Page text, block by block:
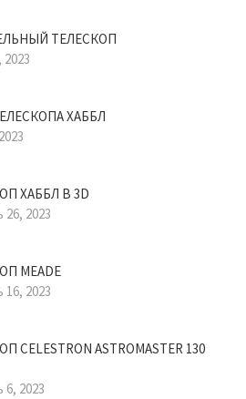
ТЕЛЕСКОП
ХАББЛ
ХАББЛ В 3D
2023
MEADE
2023
CELESTRON ASTROMASTER 130
2023